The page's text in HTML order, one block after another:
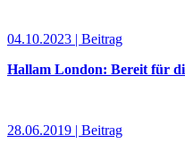
04.10.2023 | Beitrag
Hallam London: Bereit für
28.06.2019 | Beitrag